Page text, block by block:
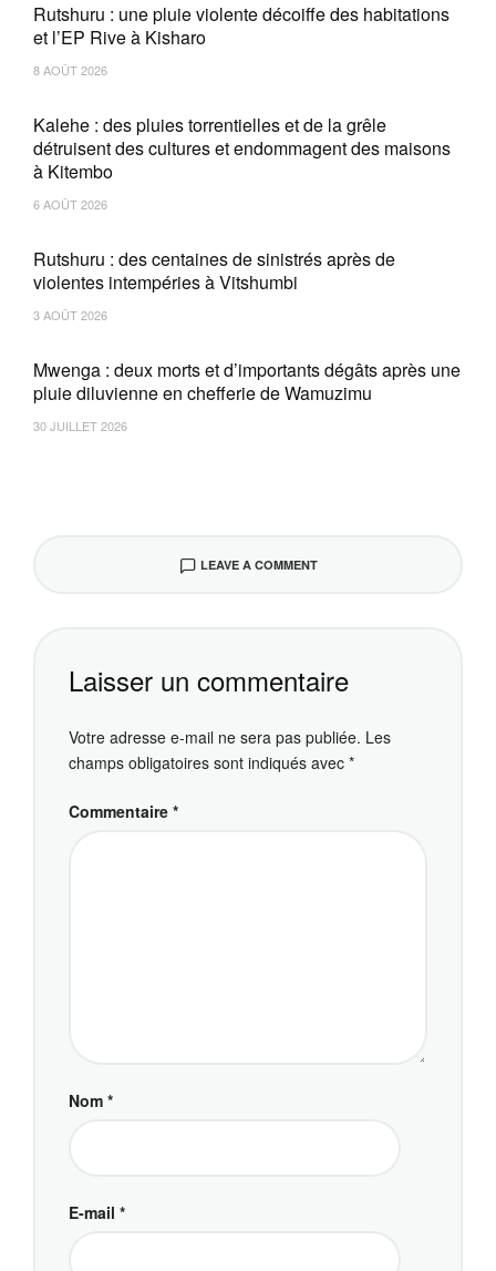
Rutshuru : une pluie violente décoiffe des habitations
et l’EP Rive à Kisharo
8 AOÛT 2026
Kalehe : des pluies torrentielles et de la grêle
détruisent des cultures et endommagent des maisons
à Kitembo
6 AOÛT 2026
Rutshuru : des centaines de sinistrés après de
violentes intempéries à Vitshumbi
3 AOÛT 2026
Mwenga : deux morts et d’importants dégâts après une
pluie diluvienne en chefferie de Wamuzimu
30 JUILLET 2026
LEAVE A COMMENT
Laisser un commentaire
Votre adresse e-mail ne sera pas publiée. Les
champs obligatoires sont indiqués avec *
Commentaire *
Nom *
E-mail *